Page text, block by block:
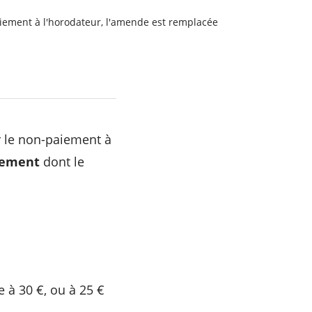
à l'horodateur, l'amende est remplacée
non-paiement à
dont le
à 30 €, ou à 25 €